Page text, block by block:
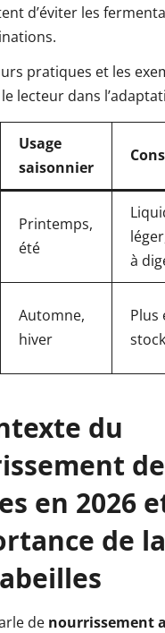
d’éviter les
pratiques et les
lecteur dans
Usage
saisonnier
Printemps,
été
à
Automne,
hiver
Plus
du
en 2026
de
de nourrissement